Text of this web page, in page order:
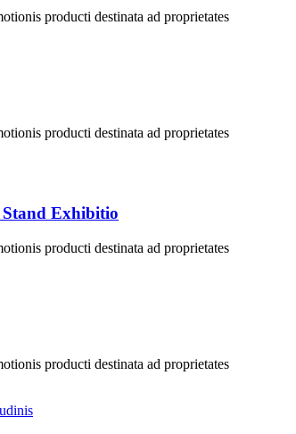
producti destinata ad proprietates
producti destinata ad proprietates
Stand Exhibitio
producti destinata ad proprietates
producti destinata ad proprietates